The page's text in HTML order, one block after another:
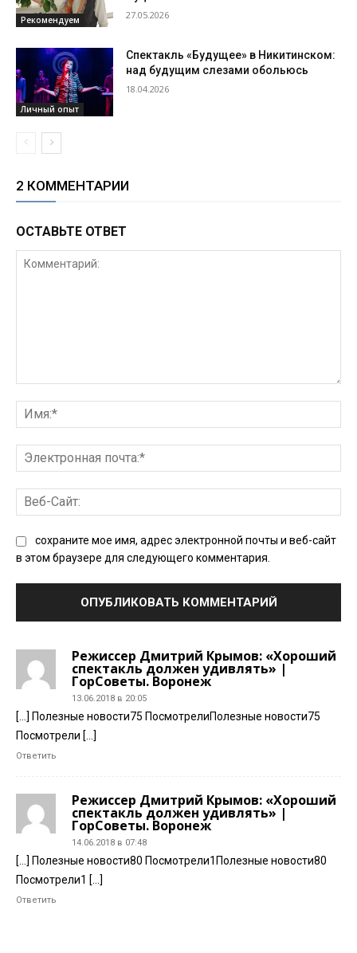
Рекомендуем 27.05.2026
Личный опыт
Спектакль «Будущее» в Никитинском:
над будущим слезами обольюсь
18.04.2026
2 КОММЕНТАРИИ
Режиссер Дмитрий Крымов: «Хороший
спектакль должен удивлять» |
ГорСоветы. Воронеж
13.06.2018 в 20:05
[…] Полезные новости75 ПосмотрелиПолезные новости75
Посмотрели […]
Ответить
Режиссер Дмитрий Крымов: «Хороший
спектакль должен удивлять» |
ГорСоветы. Воронеж
14.06.2018 в 07:48
[…] Полезные новости80 Посмотрели1Полезные новости80
Посмотрели1 […]
Ответить
ОСТАВЬТЕ ОТВЕТ
сохраните мое имя, адрес электронной почты и веб-сайт
в этом браузере для следующего комментария.